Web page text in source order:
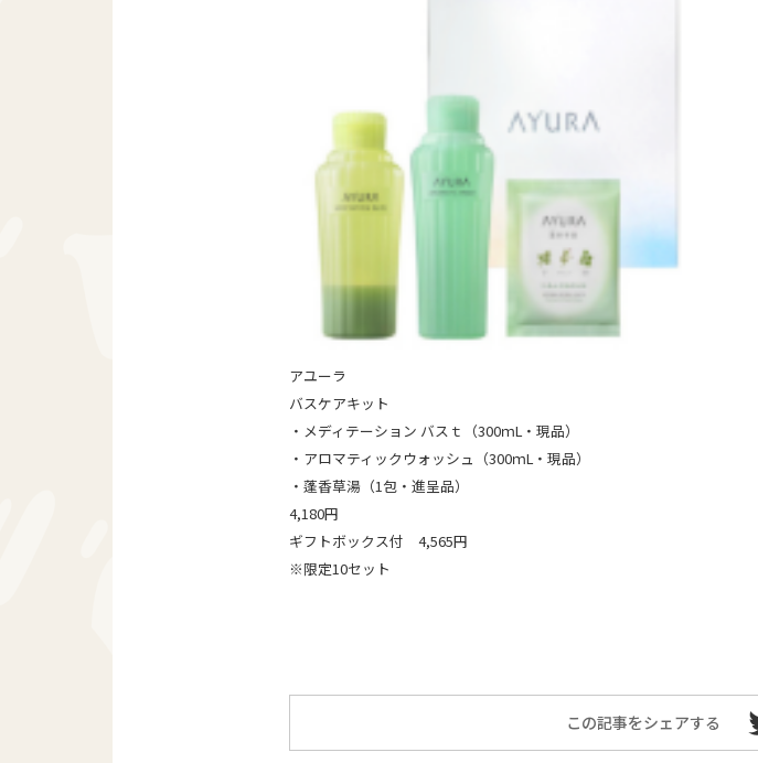
アユーラ
バスケアキット
・メディテーション バスｔ（300ｍL・現品）
・アロマティックウォッシュ（300ｍL・現品）
・蓬香草湯（1包・進呈品）
4,180円
ギフトボックス付 4,565円
※限定10セット
この記事をシェアする